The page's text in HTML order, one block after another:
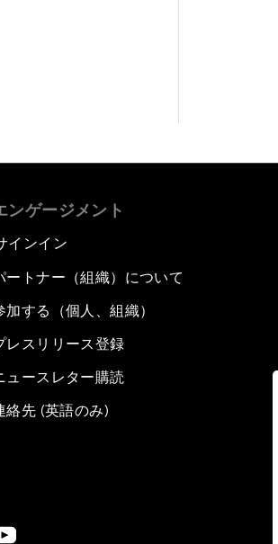
ンゲージメント
インイン
ートナー（組織）について
加する（個人、組織）
レスリリース登録
ュースレター購読
絡先 (英語のみ)